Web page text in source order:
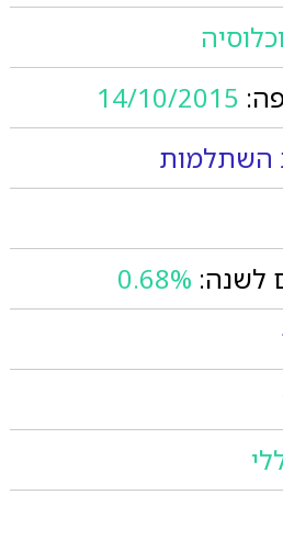
14/10/2015
השתלמות
לשנה: 0.68%